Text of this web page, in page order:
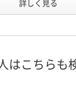
AH76827
いたし
8月8日（土
詳しく見る
はこちらも